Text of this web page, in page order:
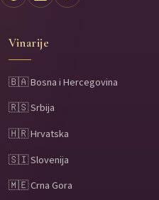
Vinarije
🇧🇦 Bosna i Hercegovina
🇷🇸 Srbija
🇭🇷 Hrvatska
🇸🇮 Slovenija
🇲🇪 Crna Gora